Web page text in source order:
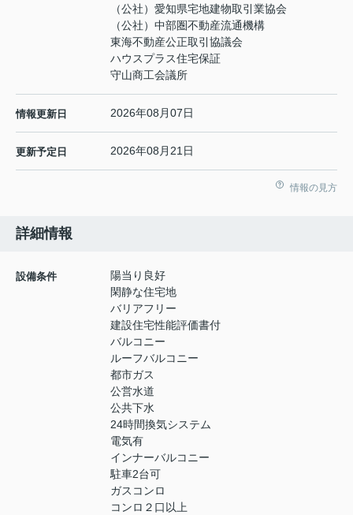
（公社）愛知県宅地建物取引業協会
（公社）中部圏不動産流通機構
東海不動産公正取引協議会
ハウスプラス住宅保証
守山商工会議所
情報更新日 2026年08月07日
更新予定日 2026年08月21日
情報の見方
詳細情報
設備条件
陽当り良好
閑静な住宅地
バリアフリー
建設住宅性能評価書付
バルコニー
ルーフバルコニー
都市ガス
公営水道
公共下水
24時間換気システム
電気有
インナーバルコニー
駐車2台可
ガスコンロ
コンロ２口以上